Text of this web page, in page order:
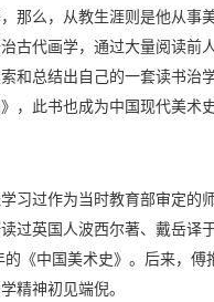
那么，从教生涯则是他从事
古代画学，通过大量阅读前
和总结出自己的一套读书治
，此书也成为中国现代美术
习过作为当时教育部审定的
过英国人波西尔著、戴岳译
《中国美术史》。后来，
精神初见端倪。